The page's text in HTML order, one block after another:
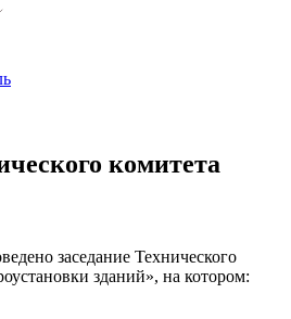
комитета
заседание Технического
зданий», на котором: